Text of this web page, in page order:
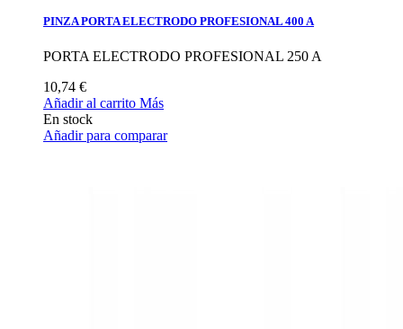
PINZA PORTA ELECTRODO PROFESIONAL 400 A
PORTA ELECTRODO PROFESIONAL 250 A
10,74 €
Añadir al carrito Más
En stock
Añadir para comparar